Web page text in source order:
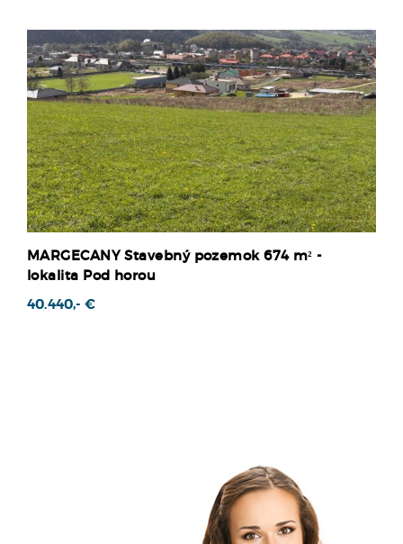
MARGECANY Stavebný pozemok 674 m² -
lokalita Pod horou
40.440,- €